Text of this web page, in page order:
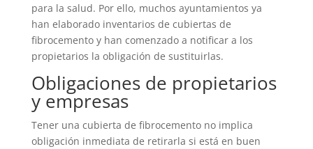
para la salud. Por ello, muchos ayuntamientos ya
han elaborado inventarios de cubiertas de
fibrocemento y han comenzado a notificar a los
propietarios la obligación de sustituirlas.
Obligaciones de propietarios
y empresas
Tener una cubierta de fibrocemento no implica
obligación inmediata de retirarla si está en buen